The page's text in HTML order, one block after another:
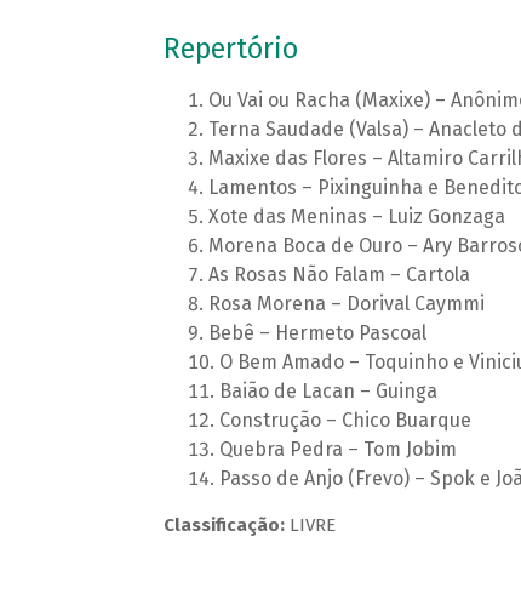
Repertório
Ou Vai ou Racha (Maxixe) –
Terna Saudade (Valsa) – Anacleto
Maxixe das Flores – Altamiro
Lamentos – Pixinguinha e
Xote das Meninas – Luiz Gonzaga
Morena Boca de Ouro – Ary
As Rosas Não Falam – Cartola
Rosa Morena – Dorival Caymmi
Bebê – Hermeto Pascoal
O Bem Amado – Toquinho e
Baião de Lacan – Guinga
Construção – Chico Buarque
Quebra Pedra – Tom Jobim
Passo de Anjo (Frevo) – Spok e
Classificação:LIVRE